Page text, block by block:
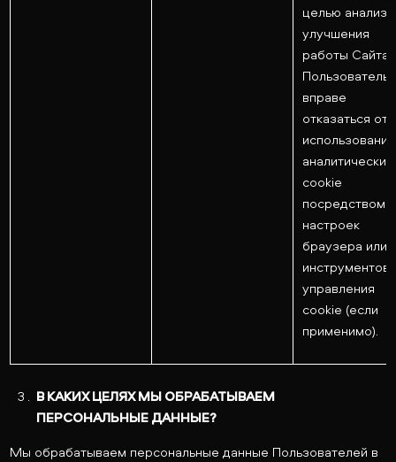
целью
улучшения
работы Сайта.
Пользователь
вправе
отказаться от
использования
аналитических
cookie
посредством
настроек
браузера или
инструментов
управления
cookie (если
применимо).
В КАКИХ ЦЕЛЯХ МЫ ОБРАБАТЫВАЕМ
ПЕРСОНАЛЬНЫЕ ДАННЫЕ?
Мы обрабатываем персональные данные Пользователей в